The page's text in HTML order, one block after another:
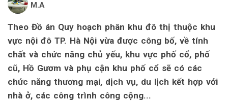
M.A
Theo Đồ án Quy hoạch phân khu đô thị thuộc khu
vực nội đô TP. Hà Nội vừa được công bố, về tính
chất và chức năng chủ yếu, khu vực phố cổ, phố
cũ, Hồ Gươm và phụ cận khu phố cổ sẽ có các
chức năng thương mại, dịch vụ, du lịch kết hợp với
nhà ở, các công trình công cộng...